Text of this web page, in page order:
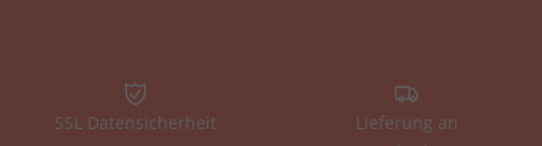
SSL Datensicherheit
Lieferung an